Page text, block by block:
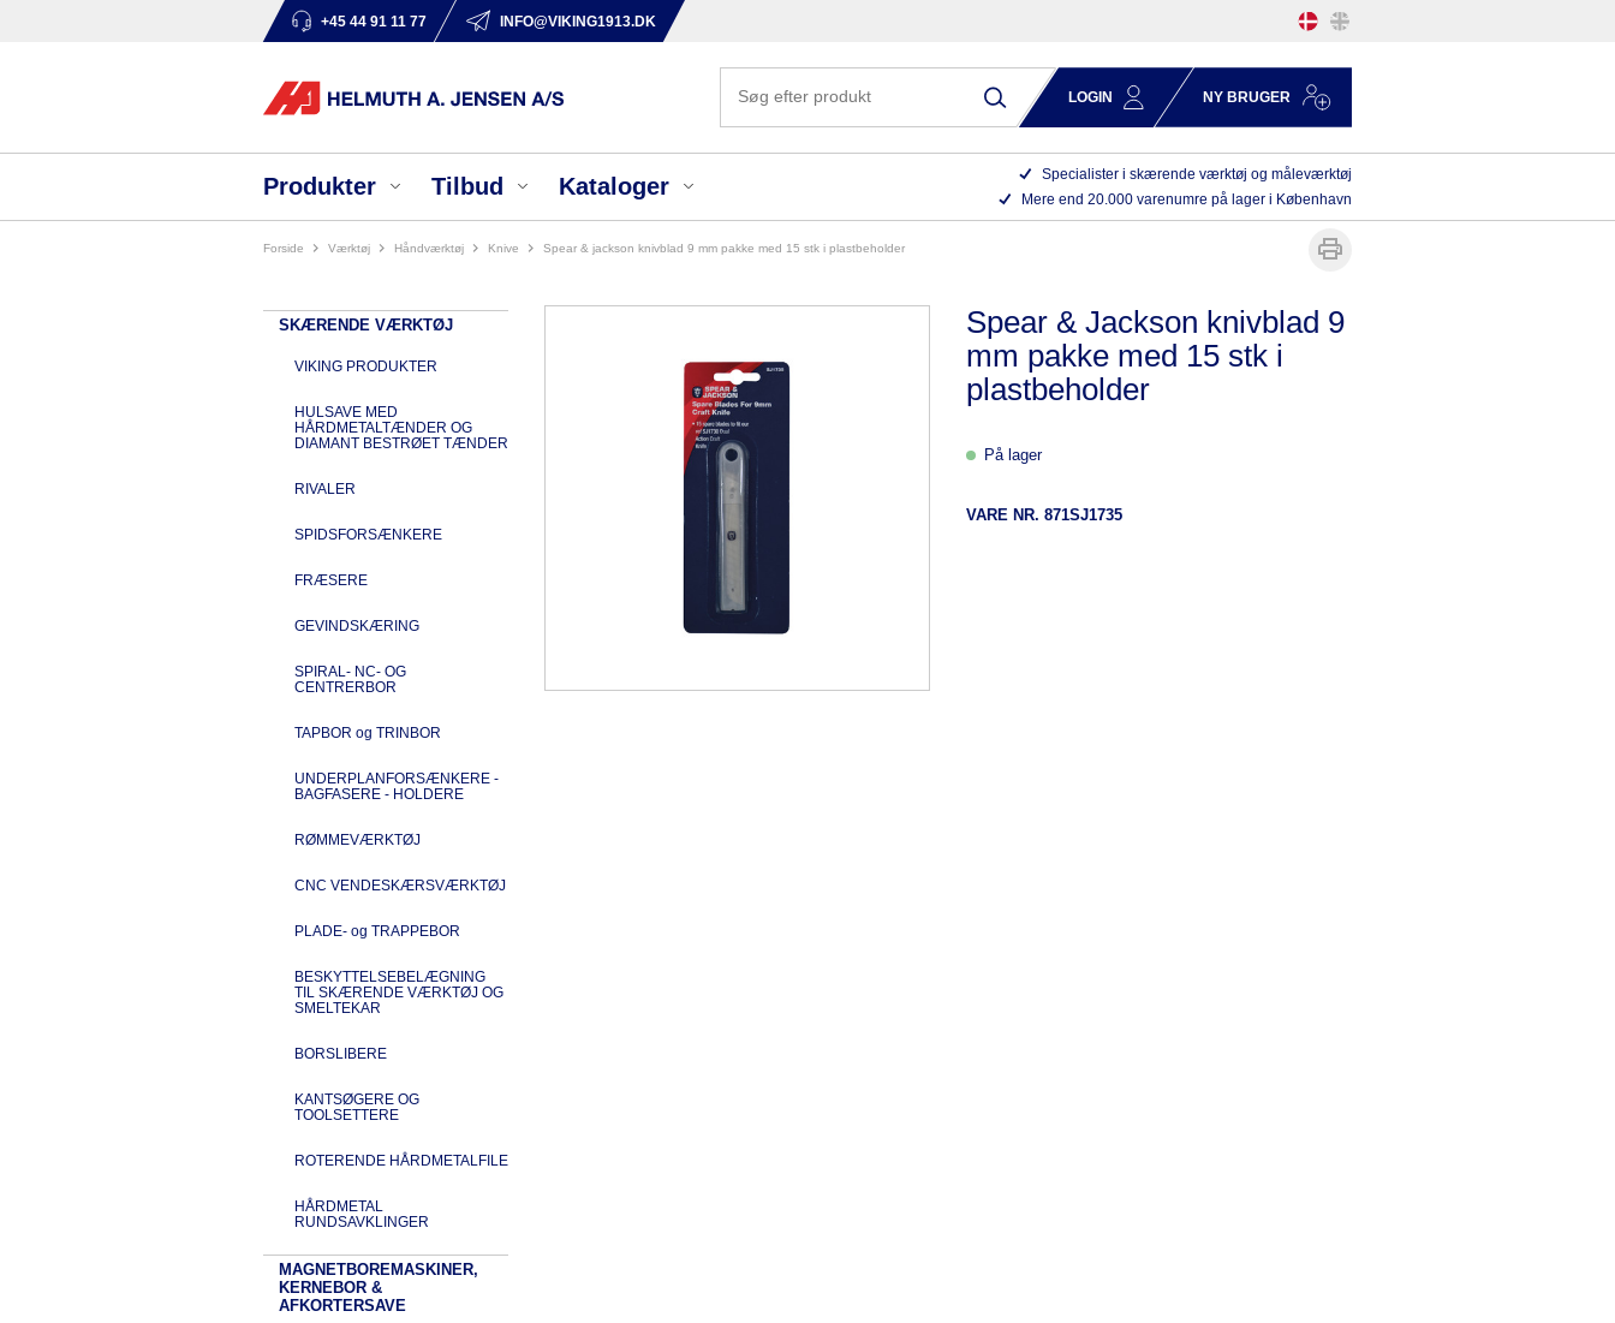
+45 44 91 11 77 INFO@VIKING1913.DK
LOGIN NY BRUGER
Produkter Tilbud Kataloger
Specialister i skærende værktøj og måleværktøj
Mere end 20.000 varenumre på lager i København
Forside værktøj håndværktøj knive spear & jackson knivblad 9 mm pakke med 15 stk i plastbeholder
SKÆRENDE VÆRKTØJ
VIKING PRODUKTER
HULSAVE MED
HÅRDMETALTÆNDER OG
DIAMANT BESTRØET TÆNDER
RIVALER
SPIDSFORSÆNKERE
FRÆSERE
GEVINDSKÆRING
SPIRAL- NC- OG
CENTRERBOR
TAPBOR og TRINBOR
UNDERPLANFORSÆNKERE -
BAGFASERE - HOLDERE
RØMMEVÆRKTØJ
CNC VENDESKÆRSVÆRKTØJ
PLADE- og TRAPPEBOR
BESKYTTELSEBELÆGNING
TIL SKÆRENDE VÆRKTØJ OG
SMELTEKAR
BORSLIBERE
KANTSØGERE OG
TOOLSETTERE
ROTERENDE HÅRDMETALFILE
HÅRDMETAL
RUNDSAVKLINGER
MAGNETBOREMASKINER,
KERNEBOR &
AFKORTERSAVE
Spear & Jackson knivblad 9
mm pakke med 15 stk i
plastbeholder
På lager
VARE NR. 871SJ1735